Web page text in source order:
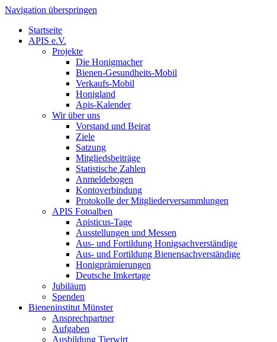
Navigation überspringen
Startseite
APIS e.V.
Projekte
Die Honigmacher
Bienen-Gesundheits-Mobil
Verkaufs-Mobil
Honigland
Apis-Kalender
Wir über uns
Vorstand und Beirat
Ziele
Satzung
Mitgliedsbeiträge
Statistische Zahlen
Anmeldebogen
Kontoverbindung
Protokolle der Mitgliederversammlungen
APIS Fotoalben
Apisticus-Tage
Ausstellungen und Messen
Aus- und Fortildung Honigsachverständige
Aus- und Fortildung Bienensachverständige
Honigprämierungen
Deutsche Imkertage
Jubiläum
Spenden
Bieneninstitut Münster
Ansprechpartner
Aufgaben
Ausbildung Tierwirt